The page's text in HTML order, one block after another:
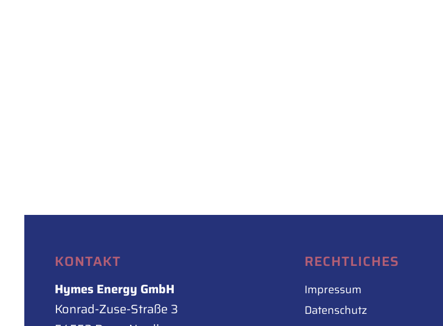
KONTAKT
Hymes Energy GmbH
Konrad-Zuse-Straße 3
RECHTLICHES
Impressum
Datenschutz